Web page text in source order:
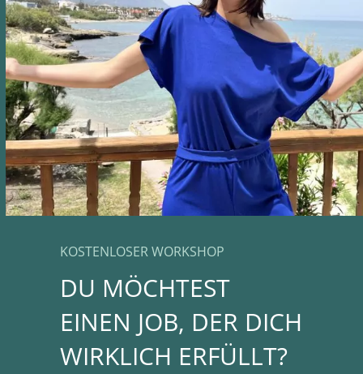
KOSTENLOSER WORKSHOP
DU MÖCHTEST
EINEN JOB, DER DICH
WIRKLICH ERFÜLLT?